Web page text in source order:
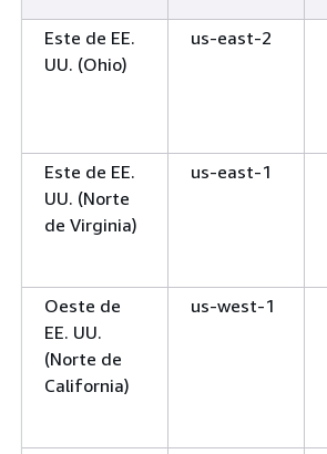
Este de EE.
UU. (Ohio)
us-east-2
Este de EE.
UU. (Norte
de Virginia)
us-east-1
Oeste de
EE. UU.
(Norte de
California)
us-west-1